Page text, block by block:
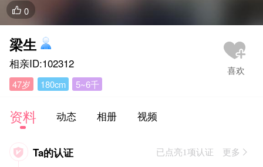
 0
梁生
相亲ID:102312
47岁 180cm 5~6千
资料 动态 相册 视频
 Ta的认证 已点亮1项认证 更多